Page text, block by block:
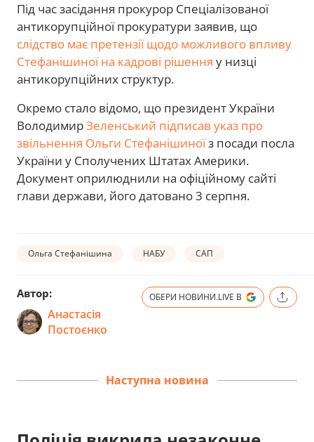
Під час засідання прокурор Спеціалізованої
антикорупційної прокуратури заявив, що
слідство має претензії щодо можливого впливу
Стефанішиної на кадрові рішення у низці
антикорупційних структур.
Окремо стало відомо, що президент України
ВолодимирЗеленський підписав указ про
звільнення Ольги Стефанішиноїз посади посла
України у Сполучених Штатах Америки.
Документ оприлюднили на офіційному сайті
глави держави, його датовано 3 серпня.
Ольга Стефанішина НАБУ САП
Автор:
Анастасія
Постоєнко
ОБЕРИ НОВИНИ.LIVE В
Наступна новина